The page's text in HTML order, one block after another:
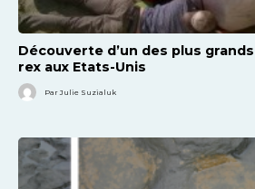
Découverte d’un des plus
rex aux Etats-Unis
Par Julie Suzialuk